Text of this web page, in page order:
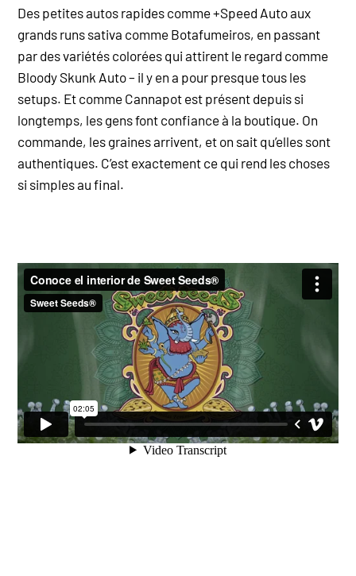
Des petites autos rapides comme +Speed Auto aux
grands runs sativa comme Botafumeiros, en passant
par des variétés colorées qui attirent le regard comme
Bloody Skunk Auto – il y en a pour presque tous les
setups. Et comme Cannapot est présent depuis si
longtemps, les gens font confiance à la boutique. On
commande, les graines arrivent, et on sait qu’elles sont
authentiques. C’est exactement ce qui rend les choses
si simples au final.